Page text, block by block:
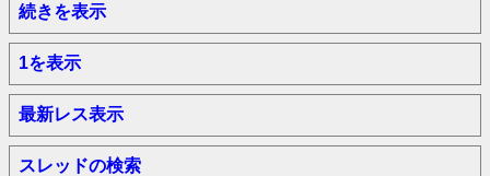
続きを表示
1を表示
最新レス表示
スレッドの検索